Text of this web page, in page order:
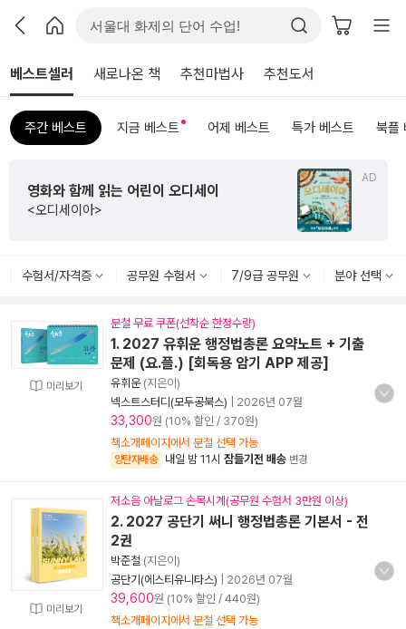
베스트셀러 새로나온 책 추천마법사 추천도서
주간 베스트 지금 베스트 어제 베스트 특가 베스트 북플
AD
영화와 함께 읽는 어린이 오디세이
<오디세이아>
수험서/자격증 공무원 수험서 7/9급 공무원 분야 선택
미리보기
분철 무료 쿠폰(선착순 한정수량)
1. 2027 유휘운 행정법총론 요약노트 + 기출
문제 (요.플.) [회독용 암기 APP 제공]
유휘운(지은이)
넥스트스터디(모두공북스)
2026년 07월
33,300원 (10% 할인 / 370원)
책소개페이지에서 분철 선택 가능
양탄자배송 내일 밤 11시 잠들기전 배송 변경
미리보기
저소음 아날로그 손목시계(공무원 수험서 3만원 이상)
2. 2027 공단기 써니 행정법총론 기본서 - 전
2권
박준철 (지은이)
공단기(에스티유니타스)
2026년 07월
39,600원 (10% 할인 / 440원)
책소개페이지에서 분철 선택 가능